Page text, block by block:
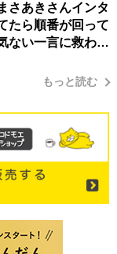
さあきさんインタ
たら順番が回って
ない一言に救われ
もっと読む